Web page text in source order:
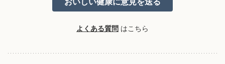
よくある質問 はこちら